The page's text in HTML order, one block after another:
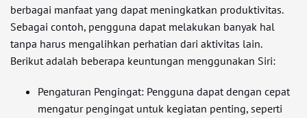
berbagai manfaat yang dapat meningkatkan produktivitas.
Sebagai contoh, pengguna dapat melakukan banyak hal
tanpa harus mengalihkan perhatian dari aktivitas lain.
Berikut adalah beberapa keuntungan menggunakan Siri:
Pengaturan Pengingat: Pengguna dapat dengan cepat
mengatur pengingat untuk kegiatan penting, seperti